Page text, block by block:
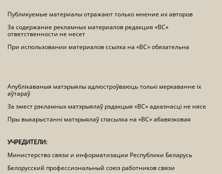
Публикуемые материалы отражают только мнение их авторов
За содержание рекламных материалов редакция «ВС»
ответственности не несет
При использовании материалов ссылка на «ВС» обязательна
Апублікаваныя матэрыялы адлюстроўваюць толькі меркаванне іх
аўтараў
За змест рэкламных матэрыялаў рэдакцыя «ВС» адказнасці не нясе
Пры выкарыстанні матэрыялаў спасылка на «ВС» абавязковая
УЧРЕДИТЕЛИ:
Министерство связи и информатизации Республики Беларусь
Белорусский профессиональный союз работников связи